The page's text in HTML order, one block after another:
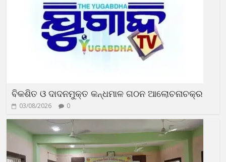
ବିକଶିତ ଓ ଦାଦନମୁକ୍ତ କନ୍ଧମାଳ ଗଠନ ଆଲୋଚନାଚକ୍ର
03/08/2026 0